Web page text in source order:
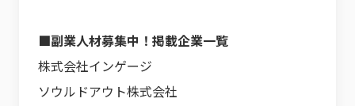
■副業人材募集中！掲載企業一覧
株式会社インゲージ
ソウルドアウト株式会社